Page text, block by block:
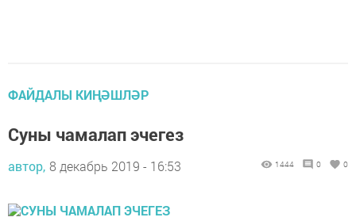
ФАЙДАЛЫ КИҢӘШЛӘР
Суны чамалап эчегез
автор, 8 декабрь 2019 - 16:53 1444 0 0